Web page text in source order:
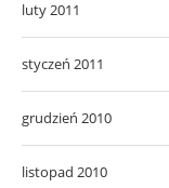
luty 2011
styczeń 2011
grudzień 2010
listopad 2010